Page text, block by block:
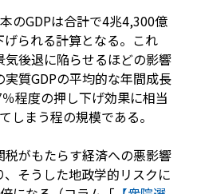
のGDPは合計で4兆4,300億
られる計算となる。これ
後退に陥らせるほどの影響
質GDPの平均的な年間成長
程度の押し下げ効果に相当
しまう程の規模である。
税がもたらす経済への悪影響
そうした地政学的リスクに